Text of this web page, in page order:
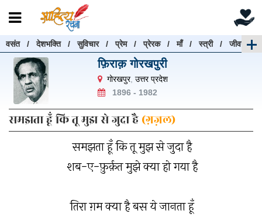
वसंत/देशभक्ति/सुविचार/प्रेम/प्रेरक/माँ/स्त्री/जीवन
फ़िराक़ गोरखपुरी
गोरखपुर, उत्तर प्रदेश
1896 - 1982
समझता हूँ कि तू मुझ से जुदा है(ग़ज़ल)
समझता हूँ कि तू मुझ से जुदा है
शब-ए-फ़ुर्क़त मुझे क्या हो गया है
तिरा ग़म क्या है बस ये जानता हूँ
रचनाएँ खोजें
रचनाएँ खोजने के लिए नीचे दी गई बॉक्स में हिन्दी में लिखें और
"खोजें" बटन पर क्लिक करें
खोजें